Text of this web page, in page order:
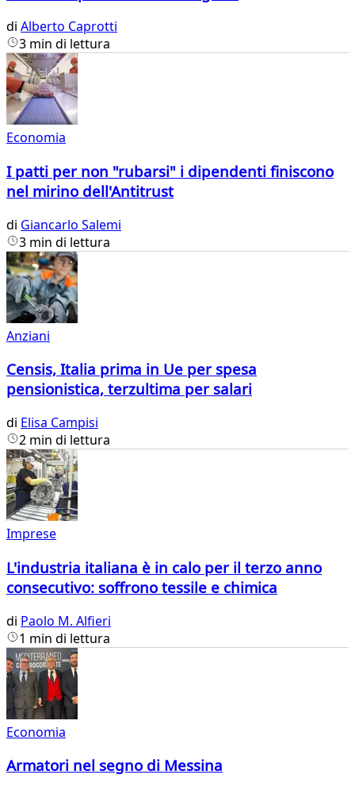
di Alberto Caprotti
3 min di lettura
Economia
I patti per non "rubarsi" i dipendenti finiscono
nel mirino dell'Antitrust
di Giancarlo Salemi
3 min di lettura
Anziani
Censis, Italia prima in Ue per spesa
pensionistica, terzultima per salari
di Elisa Campisi
2 min di lettura
Imprese
L'industria italiana è in calo per il terzo anno
consecutivo: soffrono tessile e chimica
di Paolo M. Alfieri
1 min di lettura
Economia
Armatori nel segno di Messina